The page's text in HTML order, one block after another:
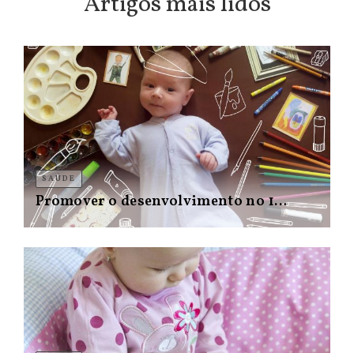
SAÚDE
Promover o desenvolvimento no 1…